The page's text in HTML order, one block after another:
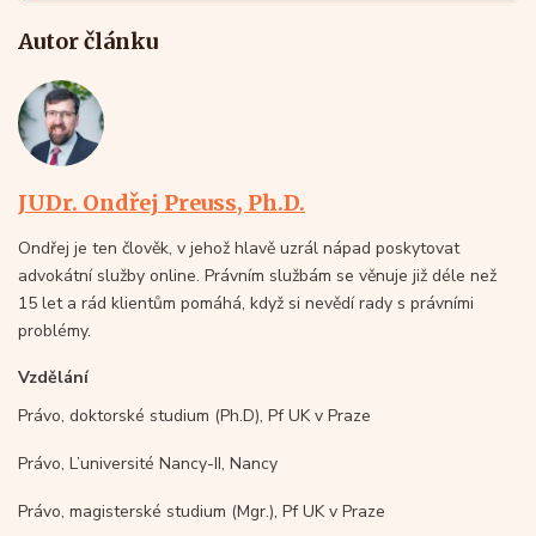
Autor článku
JUDr. Ondřej Preuss, Ph.D.
Ondřej je ten člověk, v jehož hlavě uzrál nápad poskytovat
advokátní služby online. Právním službám se věnuje již déle než
15 let a rád klientům pomáhá, když si nevědí rady s právními
problémy.
Vzdělání
Právo, doktorské studium (Ph.D), Pf UK v Praze
Právo, L’université Nancy-II, Nancy
Právo, magisterské studium (Mgr.), Pf UK v Praze